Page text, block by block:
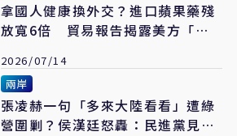
拿國人健康換外交？進口蘋果藥殘
放寬6倍 貿易報告揭露美方「關
2026/07/14
兩岸
張凌赫一句「多來大陸看看」遭綠
營圍剿？侯漢廷怒轟：民進黨見不